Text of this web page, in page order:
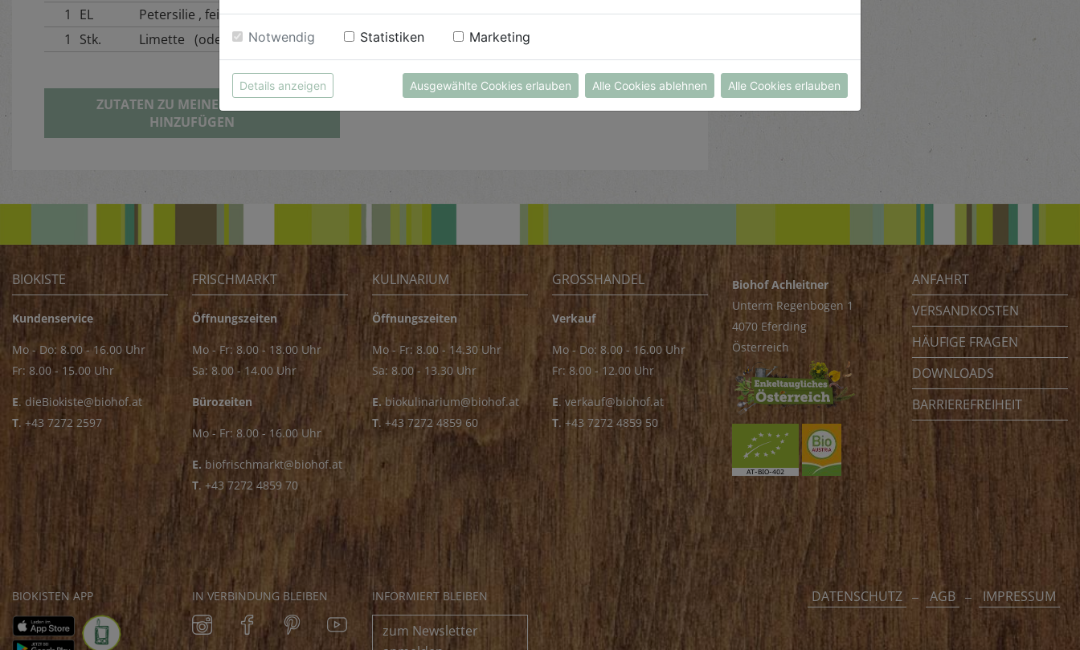
1
EL
Petersilie , fein gehackt
1
Stk. Limette (oder Zitrone)
ZUTATEN ZU MEINER BIOKISTE
HINZUFÜGEN
Feinschmecker-Tipp: Auch mit Tomaten- oder
Käsesauce serviert schmecken die grünen Nudeln
sehr gut.
BIOKISTE
Kundenservice
Mo - Do: 8.00 - 16.00 Uhr
Fr: 8.00 - 15.00 Uhr
E. dieBiokiste@biohof.at
T. +43 7272 2597
FRISCHMARKT
Öffnungszeiten
Mo - Fr: 8.00 - 18.00 Uhr
Sa: 8.00 - 14.00 Uhr
Bürozeiten
Mo - Fr: 8.00 - 16.00 Uhr
E. biofrischmarkt@biohof.at
T. +43 7272 4859 70
KULINARIUM
Öffnungszeiten
Mo - Fr: 8.00 - 14.30 Uhr
Sa: 8.00 - 13.30 Uhr
E. biokulinarium@biohof.at
T. +43 7272 4859 60
GROSSHANDEL
Verkauf
Mo - Do: 8.00 - 16.00 Uhr
Fr: 8.00 - 12.00 Uhr
E. verkauf@biohof.at
T. +43 7272 4859 50
Biohof Achleitner
Unterm Regenbogen 1
4070 Eferding
Österreich
ANFAHRT
VERSANDKOSTEN
HÄUFIGE FRAGEN
DOWNLOADS
BARRIEREFREIHEIT
BIOKISTEN APP IN VERBINDUNG BLEIBEN INFORMIERT BLEIBEN
zum Newsletter
DATENSCHUTZ AGB IMPRESSUM
Notwendig Statistiken Marketing
Details anzeigen Ausgewählte Cookies erlauben Alle Cookies ablehnen Alle Cookies erlauben